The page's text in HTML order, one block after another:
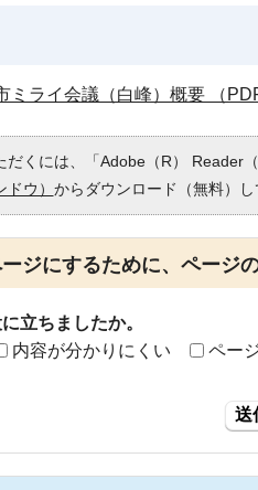
ミライ会議（白峰）概要 （
だくには、「Adobe（R） Reader
ウ） からダウンロード（無料）し
ジにするために、ページ
立ちましたか。
内容が分かりにくい ペー
送